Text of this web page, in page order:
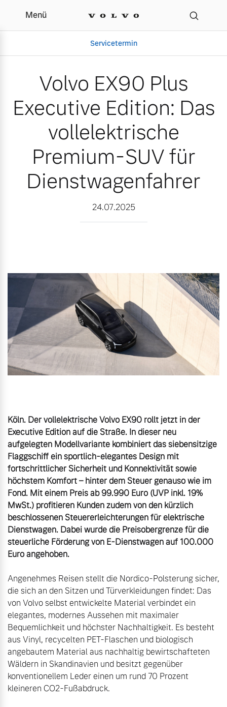
Volvo EX90 Plus
Menü
Servicetermin
Aktuelle Zubehörangebote
Gebrauchtwagen
Zubehörkatalog
Aktuelle Serviceangebote
Service by Volvo
Über uns
Volvo EX90 Plus
Executive Edition: Das
vollelektrische
Premium-SUV für
Dienstwagenfahrer
24.07.2025
Köln. Der vollelektrische Volvo EX90 rollt jetzt in der
Executive Edition auf die Straße. In dieser neu
aufgelegten Modellvariante kombiniert das siebensitzige
Flaggschiff ein sportlich-elegantes Design mit
fortschrittlicher Sicherheit und Konnektivität sowie
höchstem Komfort – hinter dem Steuer genauso wie im
Fond. Mit einem Preis ab 99.990 Euro (UVP inkl. 19%
MwSt.) profitieren Kunden zudem von den kürzlich
beschlossenen Steuererleichterungen für elektrische
Dienstwagen. Dabei wurde die Preisobergrenze für die
steuerliche Förderung von E-Dienstwagen auf 100.000
Euro angehoben.
Angenehmes Reisen stellt die Nordico-Polsterung sicher,
die sich an den Sitzen und Türverkleidungen findet: Das
von Volvo selbst entwickelte Material verbindet ein
elegantes, modernes Aussehen mit maximaler
Bequemlichkeit und höchster Nachhaltigkeit. Es besteht
aus Vinyl, recycelten PET-Flaschen und biologisch
angebautem Material aus nachhaltig bewirtschafteten
Wäldern in Skandinavien und besitzt gegenüber
konventionellem Leder einen um rund 70 Prozent
kleineren CO2-Fußabdruck.